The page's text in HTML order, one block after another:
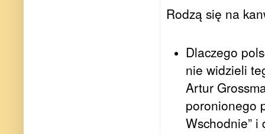
Rodzą się na
Dlaczego
nie widzieli
Artur
poronionego
Wschodnie”